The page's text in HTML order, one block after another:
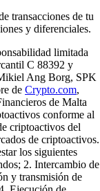
transacciones de tu
y diferenciales.
limitada
C 88392 y
Ang Borg, SPK
de Crypto.com,
de Malta
conforme al
criptoactivos del
de criptoactivos.
los siguientes
2. Intercambio de
y transmisión de